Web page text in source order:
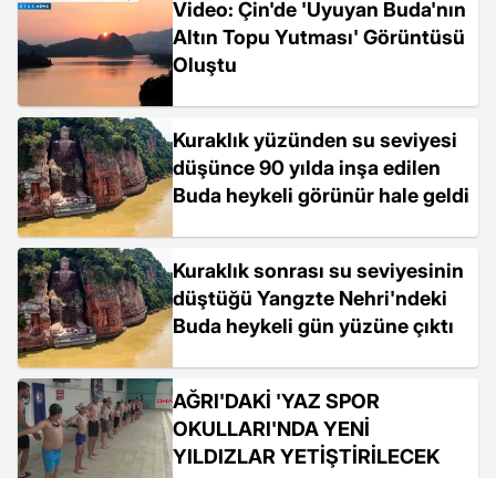
Video: Çin'de 'Uyuyan Buda'nın
Altın Topu Yutması' Görüntüsü
Oluştu
Kuraklık yüzünden su seviyesi
düşünce 90 yılda inşa edilen
Buda heykeli görünür hale geldi
Kuraklık sonrası su seviyesinin
düştüğü Yangzte Nehri'ndeki
Buda heykeli gün yüzüne çıktı
AĞRI'DAKİ 'YAZ SPOR
OKULLARI'NDA YENİ
YILDIZLAR YETİŞTİRİLECEK